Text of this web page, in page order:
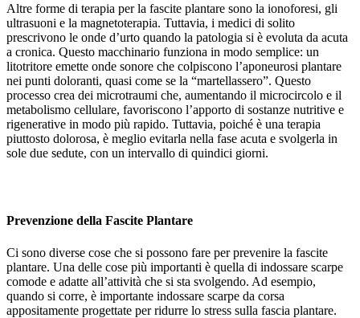
Altre forme di terapia per la fascite plantare sono la ionoforesi, gli
ultrasuoni e la magnetoterapia. Tuttavia, i medici di solito
prescrivono le onde d’urto quando la patologia si è evoluta da acuta
a cronica. Questo macchinario funziona in modo semplice: un
litotritore emette onde sonore che colpiscono l’aponeurosi plantare
nei punti doloranti, quasi come se la “martellassero”. Questo
processo crea dei microtraumi che, aumentando il microcircolo e il
metabolismo cellulare, favoriscono l’apporto di sostanze nutritive e
rigenerative in modo più rapido. Tuttavia, poiché è una terapia
piuttosto dolorosa, è meglio evitarla nella fase acuta e svolgerla in
sole due sedute, con un intervallo di quindici giorni.
Prevenzione della Fascite Plantare
Ci sono diverse cose che si possono fare per prevenire la fascite
plantare. Una delle cose più importanti è quella di indossare scarpe
comode e adatte all’attività che si sta svolgendo. Ad esempio,
quando si corre, è importante indossare scarpe da corsa
appositamente progettate per ridurre lo stress sulla fascia plantare.